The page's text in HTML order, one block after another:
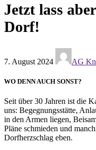
Jetzt lass
Dorf!
7. August 2024 AG
WO DENN AUCH SONST?
Seit über 30 Jahren ist die
uns: Begegnungsstätte,
in den Armen liegen,
Pläne schmieden und
Dorfherzschlag eben.